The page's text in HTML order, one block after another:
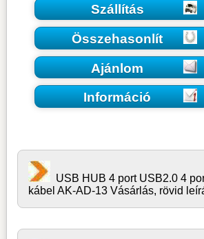
Szállítás
Összehasonlít
Ajánlom
Információ
USB HUB 4 port USB2.0 4
kábel AK-AD-13 Vásárlás, rövid